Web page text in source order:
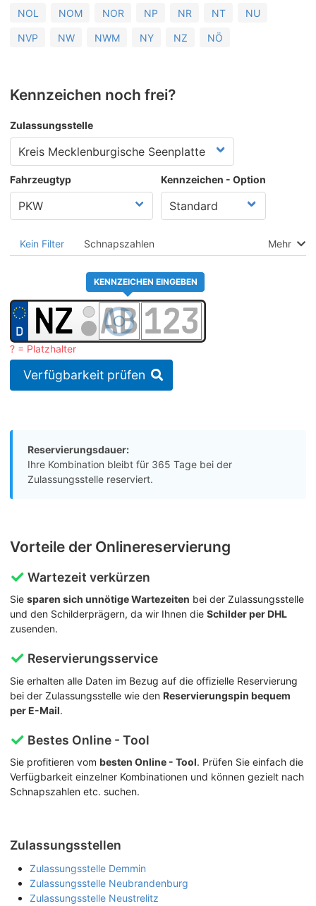
NOL NOM NOR NP NR NT NU
NVP NW NWM NY NZ NÖ
Kennzeichen noch frei?
Zulassungsstelle
Fahrzeugtyp Kennzeichen - Option
Kein Filter Schnapszahlen Mehr
KENNZEICHEN EINGEBEN
? = Platzhalter
Verfügbarkeit prüfen
Reservierungsdauer:
Ihre Kombination bleibt für 365 Tage bei der
Zulassungsstelle reserviert.
Vorteile der Onlinereservierung
Wartezeit verkürzen
Sie sparen sich unnötige Wartezeiten bei der Zulassungsstelle
und den Schilderprägern, da wir Ihnen die Schilder per DHL
zusenden.
Reservierungsservice
Sie erhalten alle Daten im Bezug auf die offizielle Reservierung
bei der Zulassungsstelle wie den Reservierungspin bequem
per E-Mail.
Bestes Online - Tool
Sie profitieren vom besten Online - Tool. Prüfen Sie einfach die
Verfügbarkeit einzelner Kombinationen und können gezielt nach
Schnapszahlen etc. suchen.
Zulassungsstellen
Zulassungsstelle Demmin
Zulassungsstelle Neubrandenburg
Zulassungsstelle Neustrelitz